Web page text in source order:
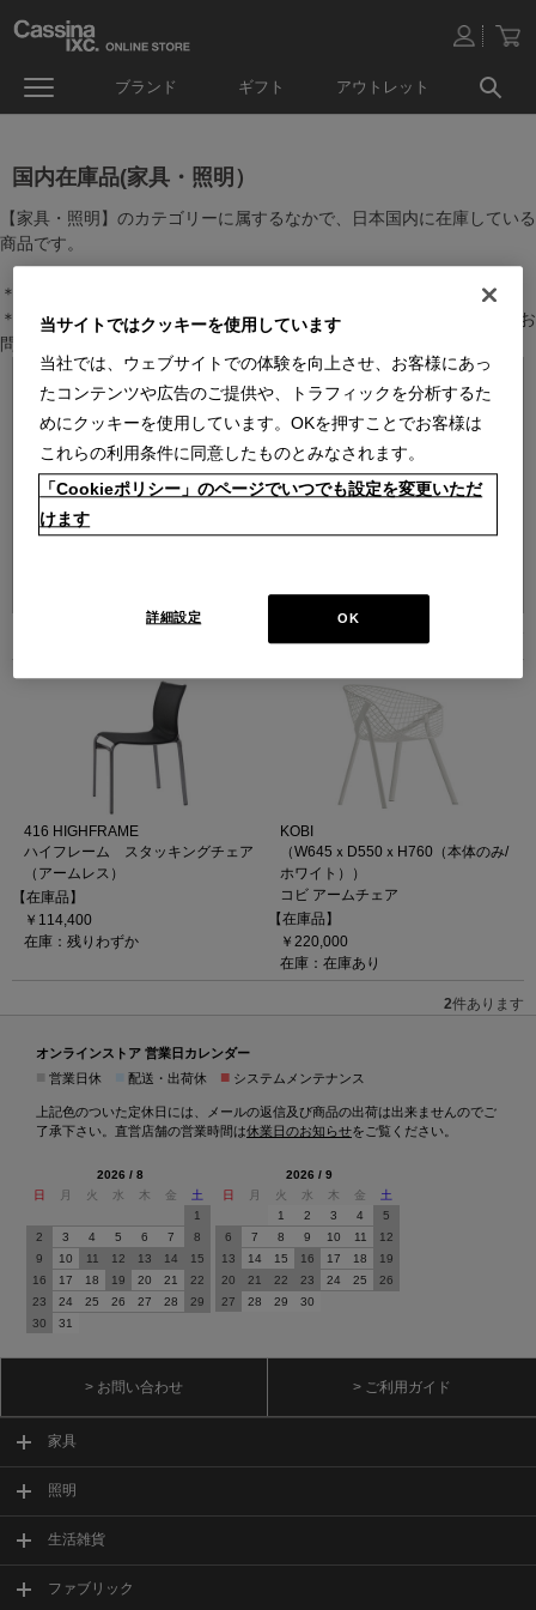
ブランド ギフト アウトレット
国内在庫品(家具・照明）
【家具・照明】のカテゴリーに属するなかで、日本国内に在庫している
商品です。
＊絞り込み機能で商品検索することができます。
＊全店舗で在庫を共有しておりますので、最新の在庫状況についてはお
問い合わせください。
416 HIGHFRAME
ハイフレーム スタッキングチェア
（アームレス）
【在庫品】
￥114,400
在庫：残りわずか
KOBI
（W645ｘD550ｘH760（本体のみ/
ホワイト））
コビ アームチェア
【在庫品】
￥220,000
在庫：在庫あり
2件あります
オンラインストア 営業日カレンダー
営業日休 配送・出荷休 ■ システムメンテナンス
上記色のついた定休日には、メールの返信及び商品の出荷は出来ませんのでご
了承下さい。直営店舗の営業時間は休業日のお知らせをご覧ください。
2026 / 8
日
月 火 水 木 金
土
1
2
3 4 5 6 7
8
9
10 11 12 13 14
15
16
17 18 19 20 21
22
23
24 25 26 27 28
29
30
31
2026 / 9
日
月 火 水 木 金
土
1
2 3 4
5
6
7 8 9 10 11
12
13
14 15 16 17 18
19
20
21 22 23 24 25
26
27
28 29 30
> お問い合わせ > ご利用ガイド
家具
照明
生活雑貨
ファブリック
当サイトではクッキーを使用しています
当社では、ウェブサイトでの体験を向上させ、お客様にあっ
たコンテンツや広告のご提供や、トラフィックを分析するた
めにクッキーを使用しています。OKを押すことでお客様は
これらの利用条件に同意したものとみなされます。
「Cookieポリシー」のページでいつでも設定を変更いただ
けます
OK
詳細設定